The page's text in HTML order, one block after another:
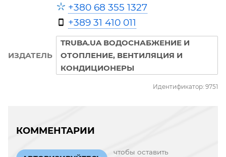
+380 68 355 1327
+389 31 410 011
ИЗДАТЕЛЬ
TRUBA.UA ВОДОСНАБЖЕНИЕ И
ОТОПЛЕНИЕ, ВЕНТИЛЯЦИЯ И
КОНДИЦИОНЕРЫ
Идентификатор: 9751
КОММЕНТАРИИ
чтобы оставить